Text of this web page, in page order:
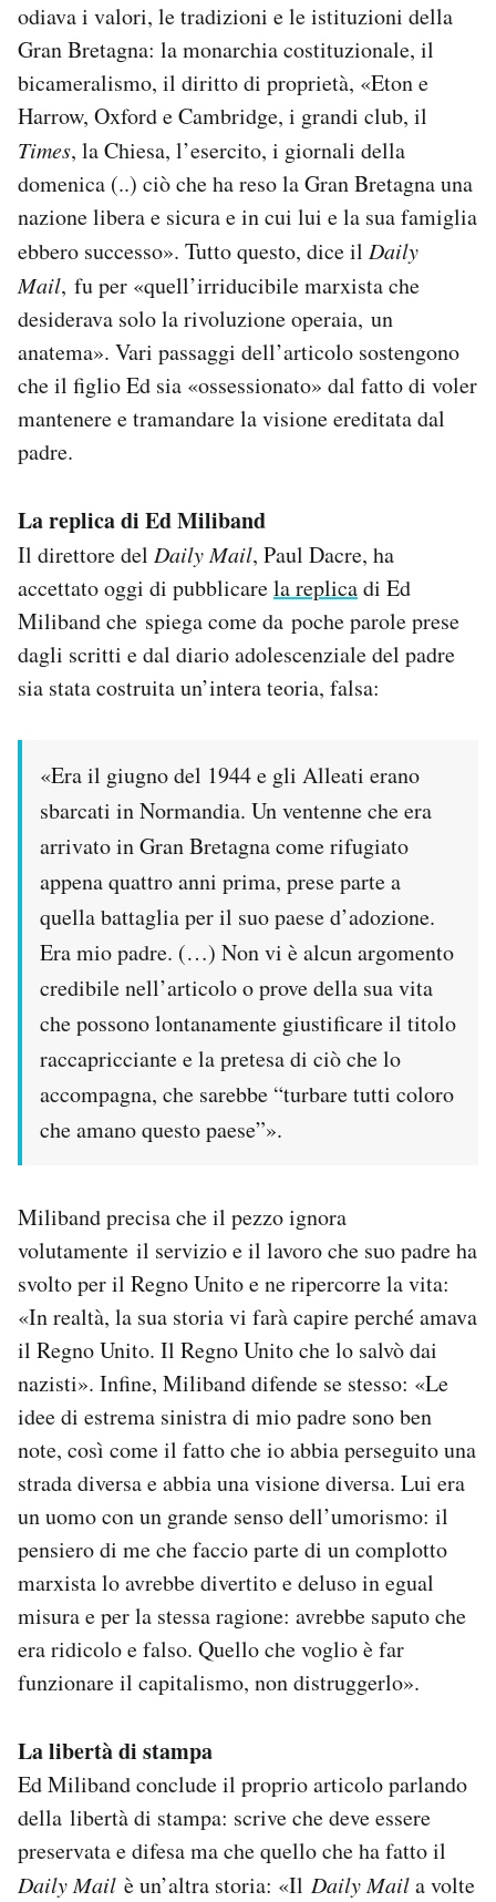
odiava i valori, le tradizioni e le istituzioni della
Gran Bretagna: la monarchia costituzionale, il
bicameralismo, il diritto di proprietà, «Eton e
Harrow, Oxford e Cambridge, i grandi club, il
Times, la Chiesa, l’esercito, i giornali della
domenica (..) ciò che ha reso la Gran Bretagna una
nazione libera e sicura e in cui lui e la sua famiglia
ebbero successo». Tutto questo, dice il Daily
Mail, fu per «quell’irriducibile marxista che
desiderava solo la rivoluzione operaia, un
anatema». Vari passaggi dell’articolo sostengono
che il figlio Ed sia «ossessionato» dal fatto di voler
mantenere e tramandare la visione ereditata dal
padre.
La replica di Ed Miliband
Il direttore del Daily Mail, Paul Dacre, ha
accettato oggi di pubblicarela replicadi Ed
Miliband che spiega come da poche parole prese
dagli scritti e dal diario adolescenziale del padre
sia stata costruita un’intera teoria, falsa:
«Era il giugno del 1944 e gli Alleati erano
sbarcati in Normandia. Un ventenne che era
arrivato in Gran Bretagna come rifugiato
appena quattro anni prima, prese parte a
quella battaglia per il suo paese d’adozione.
Era mio padre. (…) Non vi è alcun argomento
credibile nell’articolo o prove della sua vita
che possono lontanamente giustificare il titolo
raccapricciante e la pretesa di ciò che lo
accompagna, che sarebbe “turbare tutti coloro
che amano questo paese”».
Miliband precisa che il pezzo ignora
volutamente il servizio e il lavoro che suo padre ha
svolto per il Regno Unito e ne ripercorre la vita:
«In realtà, la sua storia vi farà capire perché amava
il Regno Unito. Il Regno Unito che lo salvò dai
nazisti». Infine, Miliband difende se stesso: «Le
idee di estrema sinistra di mio padre sono ben
note, così come il fatto che io abbia perseguito una
strada diversa e abbia una visione diversa. Lui era
un uomo con un grande senso dell’umorismo: il
pensiero di me che faccio parte di un complotto
marxista lo avrebbe divertito e deluso in egual
misura e per la stessa ragione: avrebbe saputo che
era ridicolo e falso. Quello che voglio è far
funzionare il capitalismo, non distruggerlo».
La libertà di stampa
Ed Miliband conclude il proprio articolo parlando
della libertà di stampa: scrive che deve essere
preservata e difesa ma che quello che ha fatto il
Daily Mail è un’altra storia: «Il Daily Maila volte